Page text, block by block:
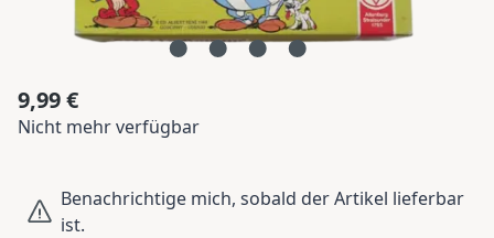
Regulärer Preis:
9,99 €
Nicht mehr verfügbar
Benachrichtige mich, sobald der Artikel lieferbar
ist.